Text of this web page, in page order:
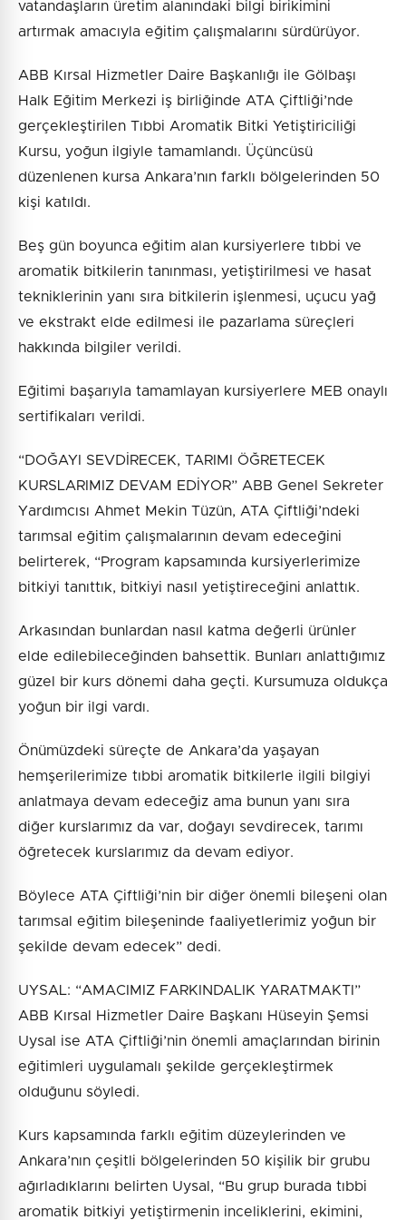
vatandaşların üretim alanındaki bilgi birikimini
artırmak amacıyla eğitim çalışmalarını sürdürüyor.
ABB Kırsal Hizmetler Daire Başkanlığı ile Gölbaşı
Halk Eğitim Merkezi iş birliğinde ATA Çiftliği’nde
gerçekleştirilen Tıbbi Aromatik Bitki Yetiştiriciliği
Kursu, yoğun ilgiyle tamamlandı. Üçüncüsü
düzenlenen kursa Ankara’nın farklı bölgelerinden 50
kişi katıldı.
Beş gün boyunca eğitim alan kursiyerlere tıbbi ve
aromatik bitkilerin tanınması, yetiştirilmesi ve hasat
tekniklerinin yanı sıra bitkilerin işlenmesi, uçucu yağ
ve ekstrakt elde edilmesi ile pazarlama süreçleri
hakkında bilgiler verildi.
Eğitimi başarıyla tamamlayan kursiyerlere MEB onaylı
sertifikaları verildi.
“DOĞAYI SEVDİRECEK, TARIMI ÖĞRETECEK
KURSLARIMIZ DEVAM EDİYOR” ABB Genel Sekreter
Yardımcısı Ahmet Mekin Tüzün, ATA Çiftliği’ndeki
tarımsal eğitim çalışmalarının devam edeceğini
belirterek, “Program kapsamında kursiyerlerimize
bitkiyi tanıttık, bitkiyi nasıl yetiştireceğini anlattık.
Arkasından bunlardan nasıl katma değerli ürünler
elde edilebileceğinden bahsettik. Bunları anlattığımız
güzel bir kurs dönemi daha geçti. Kursumuza oldukça
yoğun bir ilgi vardı.
Önümüzdeki süreçte de Ankara’da yaşayan
hemşerilerimize tıbbi aromatik bitkilerle ilgili bilgiyi
anlatmaya devam edeceğiz ama bunun yanı sıra
diğer kurslarımız da var, doğayı sevdirecek, tarımı
öğretecek kurslarımız da devam ediyor.
Böylece ATA Çiftliği’nin bir diğer önemli bileşeni olan
tarımsal eğitim bileşeninde faaliyetlerimiz yoğun bir
şekilde devam edecek” dedi.
UYSAL: “AMACIMIZ FARKINDALIK YARATMAKTI”
ABB Kırsal Hizmetler Daire Başkanı Hüseyin Şemsi
Uysal ise ATA Çiftliği’nin önemli amaçlarından birinin
eğitimleri uygulamalı şekilde gerçekleştirmek
olduğunu söyledi.
Kurs kapsamında farklı eğitim düzeylerinden ve
Ankara’nın çeşitli bölgelerinden 50 kişilik bir grubu
ağırladıklarını belirten Uysal, “Bu grup burada tıbbi
aromatik bitkiyi yetiştirmenin inceliklerini, ekimini,